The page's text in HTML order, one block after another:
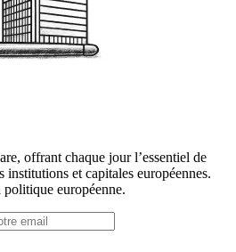
offrant chaque jour l’essentiel de
institutions et capitales européennes.
européenne.